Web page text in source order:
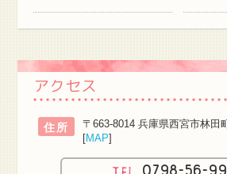
アクセス
住所
〒663-8014 兵庫県西宮市林田
[MAP]